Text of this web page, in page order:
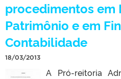
procedimentos em
Patrimônio e em
Contabilidade
18/03/2013
A Pró-reitoria